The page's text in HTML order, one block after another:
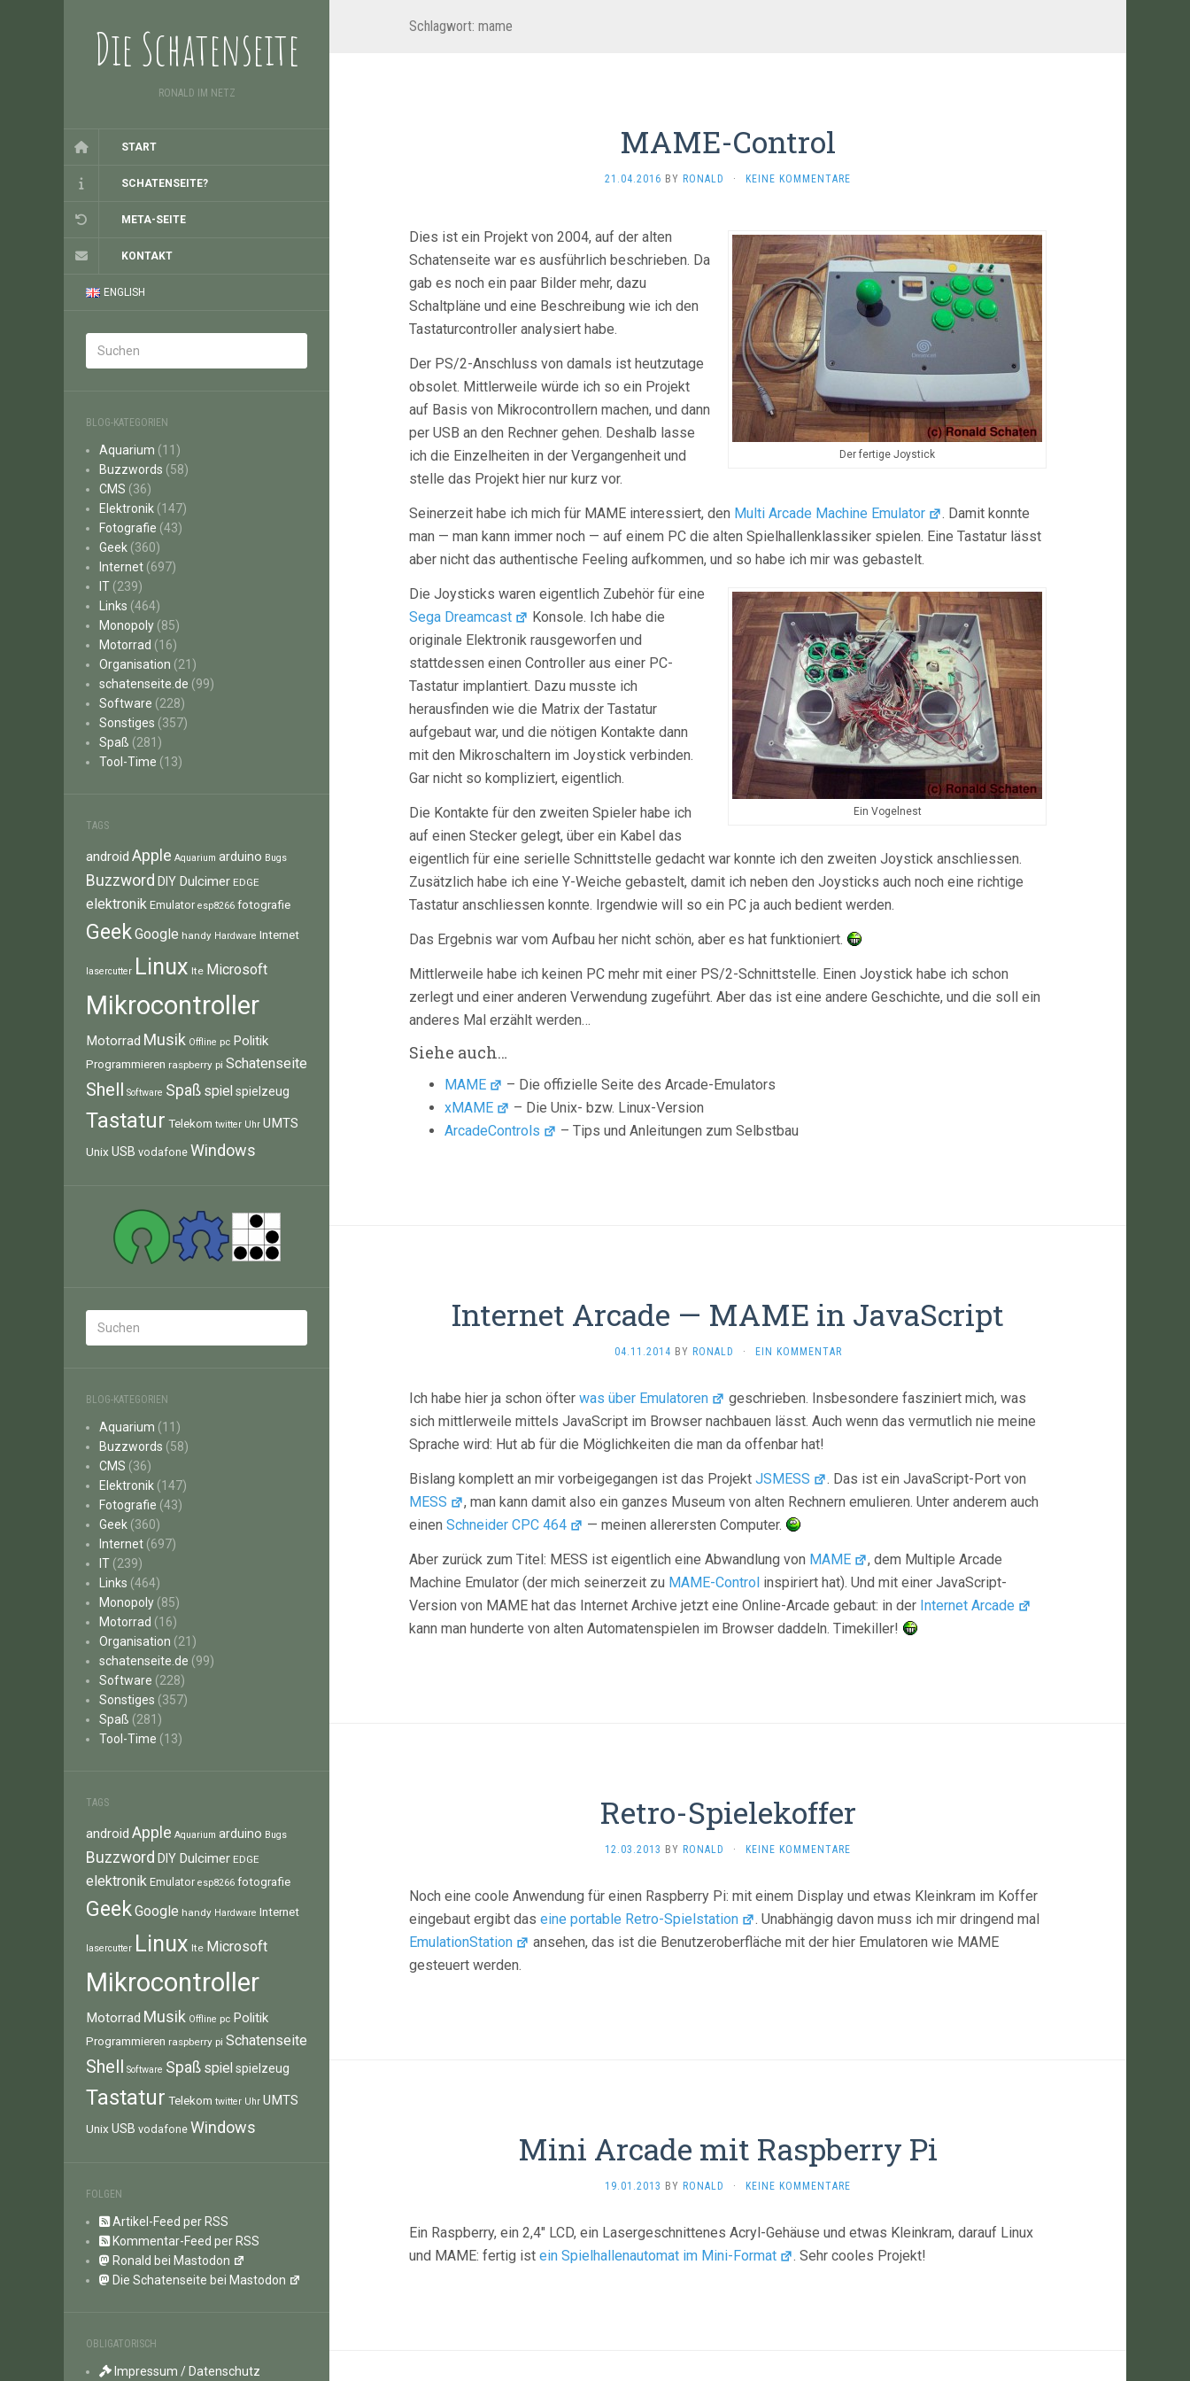
Die Schatenseite
RONALD IM NETZ
START
SCHATENSEITE?
META-SEITE
KONTAKT
ENGLISH
BLOG-KATEGORIEN
Aquarium (11)
Buzzwords (58)
CMS (36)
Elektronik (147)
Fotografie (43)
Geek (360)
Internet (697)
IT (239)
Links (464)
Monopoly (85)
Motorrad (16)
Organisation (21)
schatenseite.de (99)
Software (228)
Sonstiges (357)
Spaß (281)
Tool-Time (13)
TAGS
android Apple Aquarium arduino Bugs
Buzzword DIY Dulcimer EDGE
elektronik Emulator esp8266 fotografie
GeekGoogle handy Hardware Internet
lasercutter Linux lte Microsoft
Mikrocontroller
Motorrad Musik Offline pc Politik
Programmieren raspberry pi Schatenseite
Shell Software Spaß spiel spielzeug
Tastatur Telekom twitter Uhr UMTS
Unix USB vodafone Windows
BLOG-KATEGORIEN
Aquarium (11)
Buzzwords (58)
CMS (36)
Elektronik (147)
Fotografie (43)
Geek (360)
Internet (697)
IT (239)
Links (464)
Monopoly (85)
Motorrad (16)
Organisation (21)
schatenseite.de (99)
Software (228)
Sonstiges (357)
Spaß (281)
Tool-Time (13)
TAGS
android Apple Aquarium arduino Bugs
Buzzword DIY Dulcimer EDGE
elektronik Emulator esp8266 fotografie
GeekGoogle handy Hardware Internet
lasercutter Linux lte Microsoft
Mikrocontroller
Motorrad Musik Offline pc Politik
Programmieren raspberry pi Schatenseite
Shell Software Spaß spiel spielzeug
Tastatur Telekom twitter Uhr UMTS
Unix USB vodafone Windows
FOLGEN
Artikel-Feed per RSS
Kommentar-Feed per RSS
Ronald bei Mastodon
Die Schatenseite bei Mastodon
OBLIGATORISCH
Impressum / Datenschutz
Schlagwort: mame
MAME-Control
21.04.2016 BY RONALD · KEINE KOMMENTARE
Der fertige Joystick
Dies ist ein Projekt von 2004, auf der alten
Schatenseite war es ausführlich beschrieben. Da
gab es noch ein paar Bilder mehr, dazu
Schaltpläne und eine Beschreibung wie ich den
Tastaturcontroller analysiert habe.
Der PS/2-Anschluss von damals ist heutzutage
obsolet. Mittlerweile würde ich so ein Projekt
auf Basis von Mikrocontrollern machen, und dann
per USB an den Rechner gehen. Deshalb lasse
ich die Einzelheiten in der Vergangenheit und
stelle das Projekt hier nur kurz vor.
Seinerzeit habe ich mich für MAME interessiert, den Multi Arcade Machine Emulator
. Damit konnte
man — man kann immer noch — auf einem PC die alten Spielhallenklassiker spielen. Eine Tastatur lässt
aber nicht das authentische Feeling aufkommen, und so habe ich mir was gebastelt.
Ein Vogelnest
Die Joysticks waren eigentlich Zubehör für eine
Sega Dreamcast
Konsole. Ich habe die
originale Elektronik rausgeworfen und
stattdessen einen Controller aus einer PC-
Tastatur implantiert. Dazu musste ich
herausfinden wie die Matrix der Tastatur
aufgebaut war, und die nötigen Kontakte dann
mit den Mikroschaltern im Joystick verbinden.
Gar nicht so kompliziert, eigentlich.
Die Kontakte für den zweiten Spieler habe ich
auf einen Stecker gelegt, über ein Kabel das
eigentlich für eine serielle Schnittstelle gedacht war konnte ich den zweiten Joystick anschliessen.
Zusätzlich habe ich eine Y-Weiche gebastelt, damit ich neben den Joysticks auch noch eine richtige
Tastatur anschliessen konnte. Irgendwie will so ein PC ja auch bedient werden.
Das Ergebnis war vom Aufbau her nicht schön, aber es hat funktioniert.
Mittlerweile habe ich keinen PC mehr mit einer PS/2-Schnittstelle. Einen Joystick habe ich schon
zerlegt und einer anderen Verwendung zugeführt. Aber das ist eine andere Geschichte, und die soll ein
anderes Mal erzählt werden…
Siehe auch…
MAME
– Die offizielle Seite des Arcade-Emulators
xMAME
– Die Unix- bzw. Linux-Version
ArcadeControls
– Tips und Anleitungen zum Selbstbau
Internet Arcade — MAME in JavaScript
04.11.2014 BY RONALD · EIN KOMMENTAR
Ich habe hier ja schon öfter was über Emulatoren
geschrieben. Insbesondere fasziniert mich, was
sich mittlerweile mittels JavaScript im Browser nachbauen lässt. Auch wenn das vermutlich nie meine
Sprache wird: Hut ab für die Möglichkeiten die man da offenbar hat!
Bislang komplett an mir vorbeigegangen ist das Projekt JSMESS
. Das ist ein JavaScript-Port von
MESS
, man kann damit also ein ganzes Museum von alten Rechnern emulieren. Unter anderem auch
einen Schneider CPC 464 — meinen allerersten Computer.
Aber zurück zum Titel: MESS ist eigentlich eine Abwandlung von MAME
, dem Multiple Arcade
Machine Emulator (der mich seinerzeit zu MAME-Control inspiriert hat). Und mit einer JavaScript-
Version von MAME hat das Internet Archive jetzt eine Online-Arcade gebaut: in der Internet Arcade
kann man hunderte von alten Automatenspielen im Browser daddeln. Timekiller!
Retro-Spielekoffer
12.03.2013 BY RONALD · KEINE KOMMENTARE
Noch eine coole Anwendung für einen Raspberry Pi: mit einem Display und etwas Kleinkram im Koffer
eingebaut ergibt das eine portable Retro-Spielstation
. Unabhängig davon muss ich mir dringend mal
EmulationStation
ansehen, das ist die Benutzeroberfläche mit der hier Emulatoren wie MAME
gesteuert werden.
Mini Arcade mit Raspberry Pi
19.01.2013 BY RONALD · KEINE KOMMENTARE
Ein Raspberry, ein 2,4″ LCD, ein Lasergeschnittenes Acryl-Gehäuse und etwas Kleinkram, darauf Linux
und MAME: fertig ist ein Spielhallenautomat im Mini-Format . Sehr cooles Projekt!